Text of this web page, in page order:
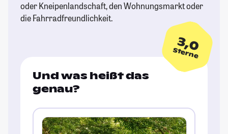
oder Kneipenlandschaft, den Wohnungsmarkt oder
die Fahrradfreundlichkeit.
3,0
Sterne
Und was heißt das
genau?